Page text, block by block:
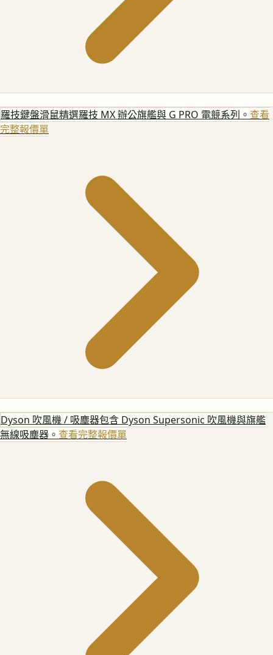
羅技鍵盤滑鼠精選羅技 MX 辦公旗艦與 G PRO 電競系列。 查看
完整報價單
Dyson 吹風機 / 吸塵器包含 Dyson Supersonic 吹風機與旗艦
無線吸塵器。 查看完整報價單